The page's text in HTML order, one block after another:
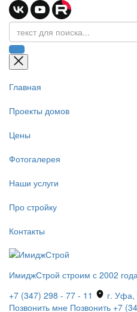
Главная
Проекты домов
Цены
Фотогалерея
Наши услуги
Про стройку
Контакты
ИмиджСтрой строим с 2002
+7 (347) 298 - 77 - 11
г. Уфа,
Позвонить мне Позвонить +7